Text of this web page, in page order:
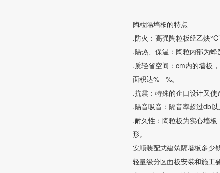
陶粒隔墙板的特点
.防火：高强陶粒板经乙炔
.隔热、保温：陶粒内部为
.质轻省空间：cm内的墙板
面积达%—%。
.抗震：特殊的企口设计又
.隔音吸音：隔音率超过db
.耐久性：陶粒板为实心墙
形。
安顺装配式建筑隔墙板多少
轻量级分区面板安装和施工